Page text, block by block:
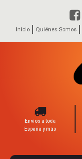
Inicio Quiénes Somos
Envíos a toda
España y más